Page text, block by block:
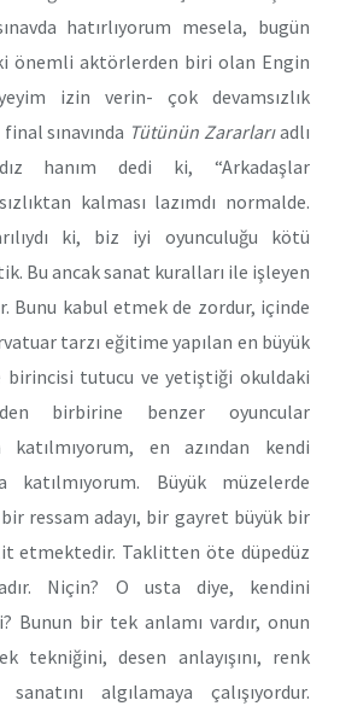
hatırlıyorum mesela, bugün
önemli aktörlerden biri olan Engin
izin verin- çok devamsızlık
sınavında Tütünün Zararlarıadlı
hanım dedi ki, “Arkadaşlar
kalması lazımdı normalde.
ki, biz iyi oyunculuğu kötü
Bu ancak sanat kuralları ile işleyen
Bunu kabul etmek de zordur, içinde
tarzı eğitime yapılan en büyük
tutucu ve yetiştiği okuldaki
birbirine benzer oyuncular
en azından kendi
katılmıyorum. Büyük müzelerde
bir ressam adayı, bir gayret büyük bir
etmektedir. Taklitten öte düpedüz
Niçin? O usta diye, kendini
Bunun bir tek anlamı vardır, onun
tekniğini, desen anlayışını, renk
algılamaya çalışıyordur.